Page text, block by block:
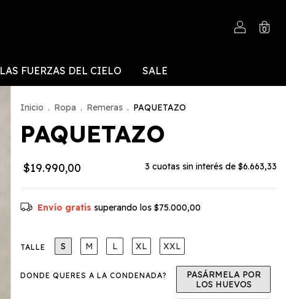
0
LAS FUERZAS DEL CIELO SALE
Inicio . Ropa . Remeras . PAQUETAZO
PAQUETAZO
$19.990,00 3 cuotas sin interés de $6.663,33
Envío gratis superando los $75.000,00
TALLE S M L XL XXL
DONDE QUERES A LA CONDENADA?
PASÁRMELA POR
LOS HUEVOS